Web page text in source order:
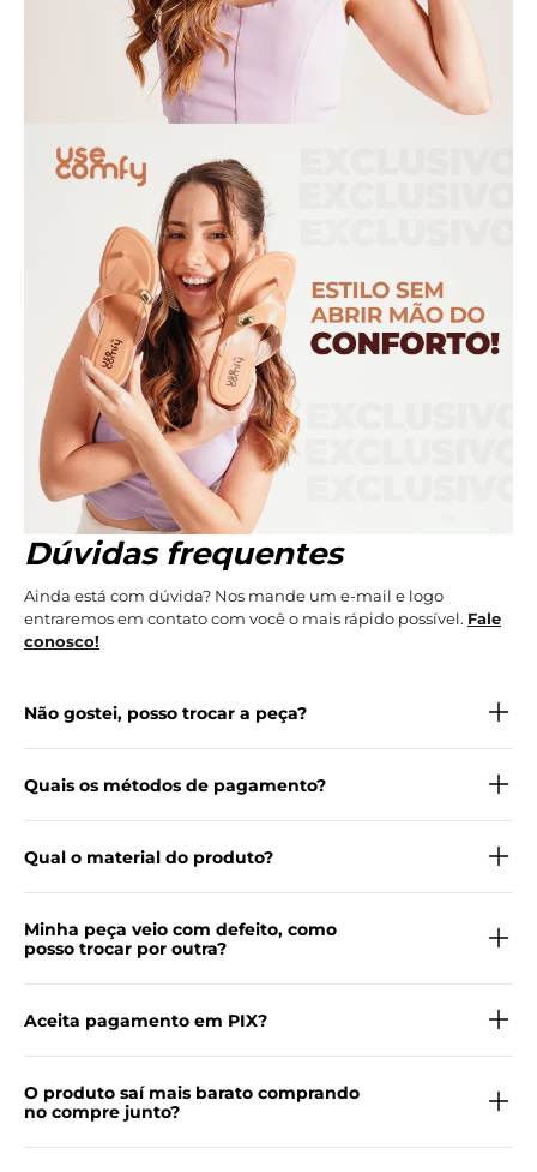
Dúvidas frequentes
Ainda está com dúvida? Nos mande um e-mail e logo
entraremos em contato com você o mais rápido possível. Fale
conosco!
Não gostei, posso trocar a peça?
Quais os métodos de pagamento?
Qual o material do produto?
Minha peça veio com defeito, como
posso trocar por outra?
Aceita pagamento em PIX?
O produto saí mais barato comprando
no compre junto?